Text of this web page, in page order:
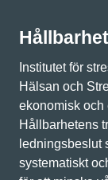
Institutet för
Hälsan och
ekonomisk och
Hållbarhetens
ledningsbeslut
systematiskt